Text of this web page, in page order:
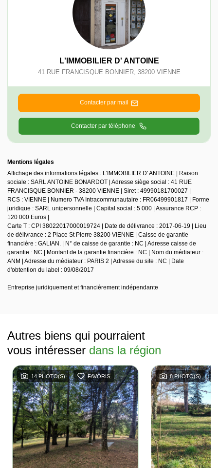
L'IMMOBILIER D' ANTOINE
41 RUE FRANCISQUE BONNIER, 38200 VIENNE
Contacter par mail
Contacter par téléphone
Mentions légales
Affichage des informations légales : L'IMMOBILIER D' ANTOINE | Raison
sociale : SARL ANTOINE BONARDOT | Adresse siège social : 41 RUE
FRANCISQUE BONNIER - 38200 VIENNE | Siret : 49990181700027 |
RCS : VIENNE | Numero TVA Intracommunautaire : FR06499901817 | Forme
juridique : SARL unipersonnelle | Capital social : 5 000 | Assurance RCP :
120 000 Euros |
Carte T : CPI 38022017000019724 | Date de délivrance : 2017-06-19 | Lieu
de délivrance : 2 Place St Pierre 38200 VIENNE | Caisse de garantie
financière : GALIAN. | N° de caisse de garantie : NC | Adresse caisse de
garantie : NC | Montant de la garantie financière : NC | Nom du médiateur :
ANM | Adresse du médiateur : PARIS 2 | Adresse du site : NC | Date
d'obtention du label : 09/08/2017
Entreprise juridiquement et financièrement indépendante
Autres biens qui pourraient
vous intéresser dans la région
14 PHOTO(S) FAVORIS 8 PHOTO(S)